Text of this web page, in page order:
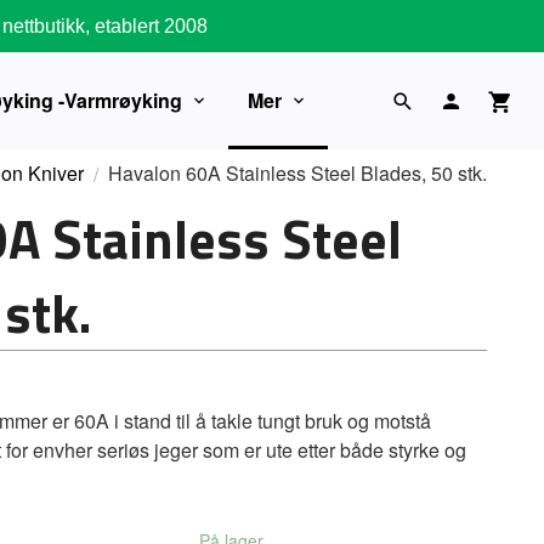
etablert 2008
-Varmrøyking Mer
Kniver Havalon 60A Stainless Steel Blades, 50 stk.
Stainless Steel
er 60A i stand til å takle tungt bruk og motstå
envher seriøs jeger som er ute etter både styrke og